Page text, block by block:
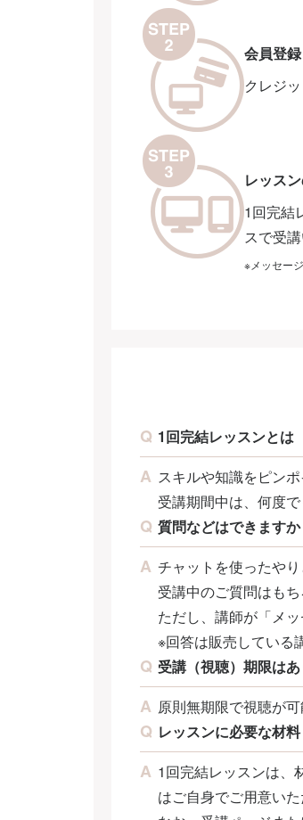
会員登
クレジ
レッス
1回完結
スで受
※メッセー
1回完結レッスンとは
スキルや知識をピン
受講期間中は、何度
質問などはできますか
チャットを使ったやり
受講中のご質問はも
ただし、講師が「メ
※回答は販売している
受講（視聴）期限は
原則無期限で視聴が可
レッスンに必要な材
1回完結レッスンは、
はご自身でご用意いた